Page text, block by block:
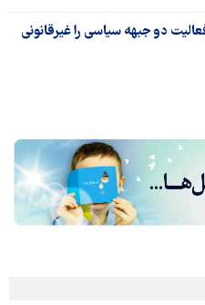
دو جبهه سیاسی را غیرقانونی